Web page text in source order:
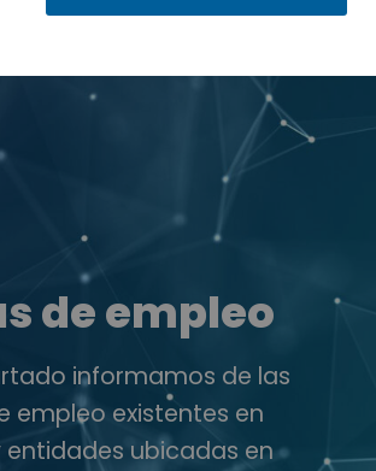
de empleo
informamos de las
empleo existentes en
entidades ubicadas en